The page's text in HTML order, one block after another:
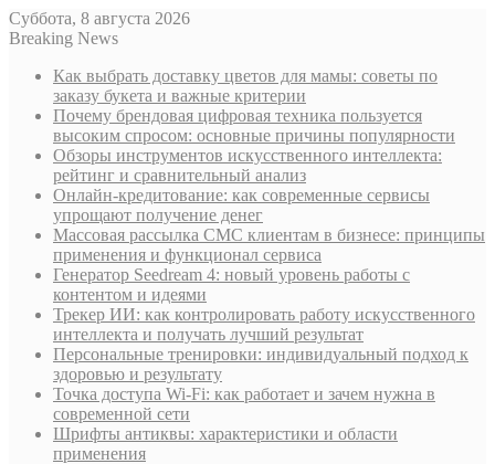
Суббота, 8 августа 2026
Breaking News
Как выбрать доставку цветов для мамы: советы по
заказу букета и важные критерии
Почему брендовая цифровая техника пользуется
высоким спросом: основные причины популярности
Обзоры инструментов искусственного интеллекта:
рейтинг и сравнительный анализ
Онлайн-кредитование: как современные сервисы
упрощают получение денег
Массовая рассылка СМС клиентам в бизнесе: принципы
применения и функционал сервиса
Генератор Seedream 4: новый уровень работы с
контентом и идеями
Трекер ИИ: как контролировать работу искусственного
интеллекта и получать лучший результат
Персональные тренировки: индивидуальный подход к
здоровью и результату
Точка доступа Wi-Fi: как работает и зачем нужна в
современной сети
Шрифты антиквы: характеристики и области
применения